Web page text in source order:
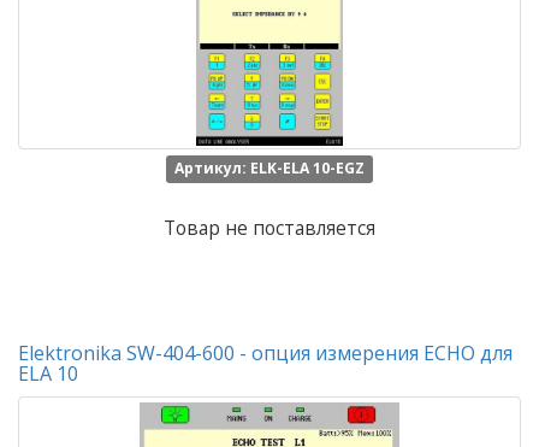
Артикул: ELK-ELA 10-EGZ
Товар не поставляется
Elektronika SW-404-600 - опция измерения ECHO для
ELA 10